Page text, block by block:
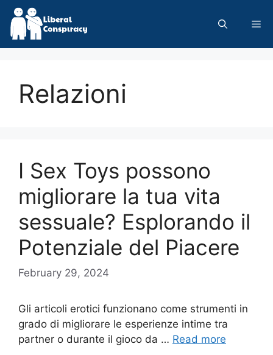
Skip
content
Relazioni
I Sex Toys possono
migliorare la tua vita
sessuale? Esplorando il
Potenziale del Piacere
February 29, 2024
Gli articoli erotici funzionano come strumenti in
grado di migliorare le esperienze intime tra
partner o durante il gioco da … Read more